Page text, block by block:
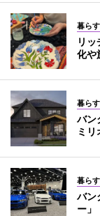
暮ら
リ
化や
暮ら
バン
ミ
暮ら
バン
ー